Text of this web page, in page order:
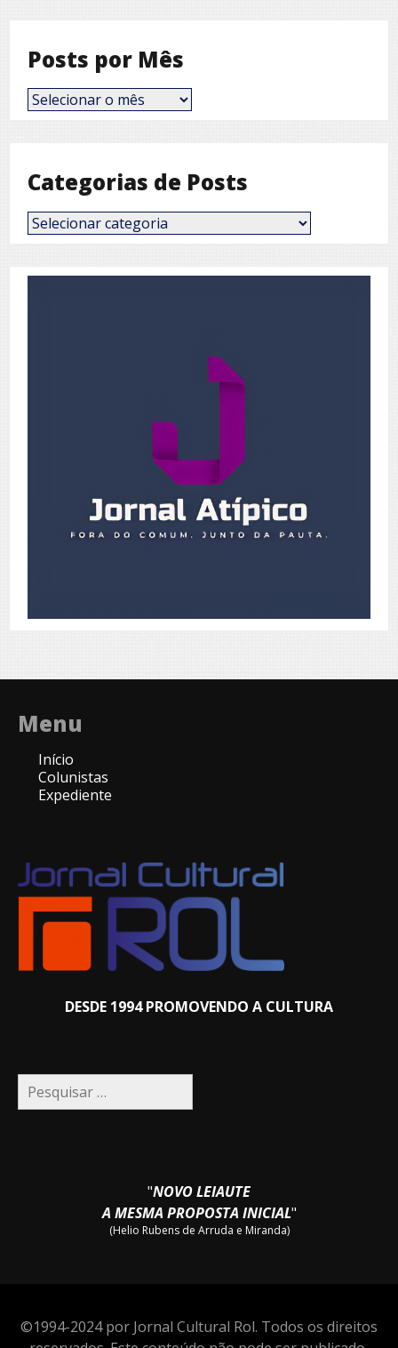
Posts por Mês
Posts
por
Categorias de Posts
Categorias
de
Menu
Início
Colunistas
Expediente
DESDE 1994 PROMOVENDO A CULTURA
Pesquisar
por:
"NOVO LEIAUTE
A MESMA PROPOSTA INICIAL"
(Helio Rubens de Arruda e Miranda)
©1994-2024 por Jornal Cultural Rol. Todos os direitos